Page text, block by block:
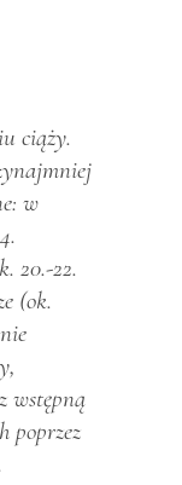
ciąży.
w
20.-22.
(ok.
wstępną
poprzez